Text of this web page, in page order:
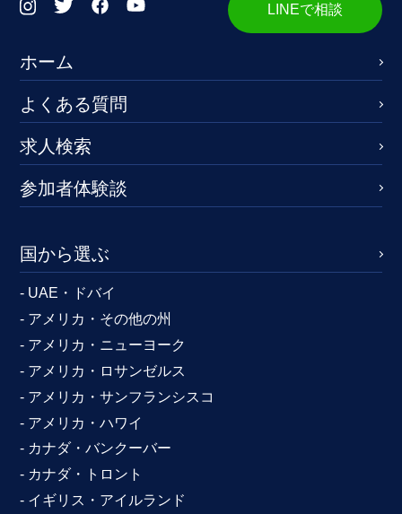
LINEで相談
ホーム
よくある質問
求人検索
参加者体験談
国から選ぶ
- UAE・ドバイ
- アメリカ・その他の州
- アメリカ・ニューヨーク
- アメリカ・ロサンゼルス
- アメリカ・サンフランシスコ
- アメリカ・ハワイ
- カナダ・バンクーバー
- カナダ・トロント
- イギリス・アイルランド